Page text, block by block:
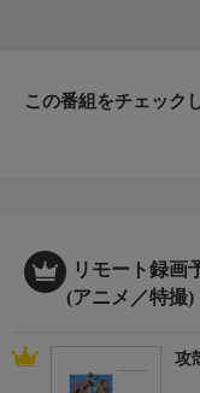
この番組をチェック
リモート録画
(アニメ／特撮)
攻